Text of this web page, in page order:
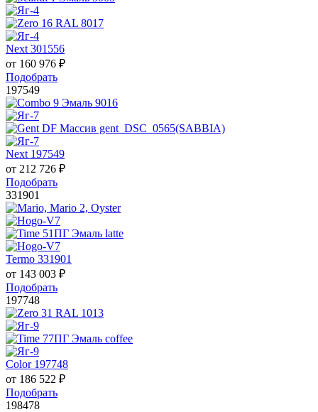
Next 301556
от 160 976 ₽
Подобрать
197549
Next 197549
от 212 726 ₽
Подобрать
331901
Termo 331901
от 143 003 ₽
Подобрать
197748
Color 197748
от 186 522 ₽
Подобрать
198478